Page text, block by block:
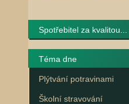
Spotřebitel za kvalitou...
Téma dne
Plýtvání potravinami
Školní stravování